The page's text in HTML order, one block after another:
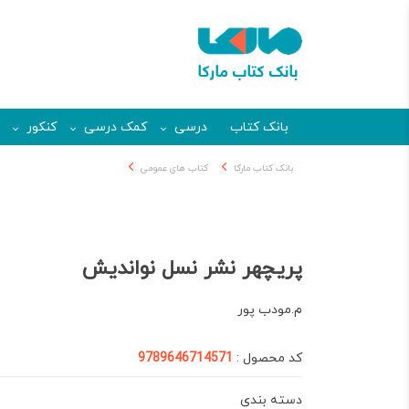
بانک کتاب درسی کمک درسی کنکور
بانک کتاب مارکا کتاب های عمومی
پریچهر نشر نسل نواندیش
م.مودب پور
کد محصول : 9789646714571
دسته بندی